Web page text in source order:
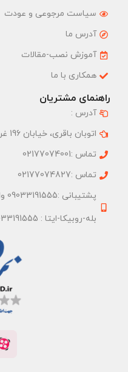
سیاست مرجوعی و عودت
آدرس ما
آموزش نصب-مقالات
همکاری با ما
راهنمای مشتریان
آدرس :
اتوبان باقری، خیابان 196 غربی، بعد از اردیبهشت، پلاک77
تماس :02177074001
تماس :02177074827
پشتیبانی :09033191555 واتس آپ
بله-روبیکا-ایتا : 09033191555